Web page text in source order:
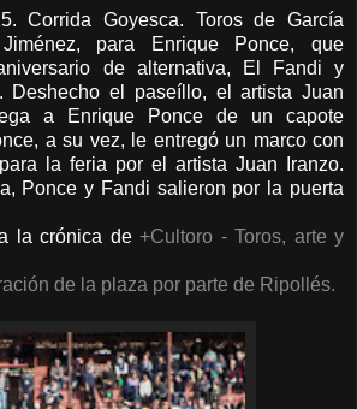
Corrida Goyesca. Toros de García
para Enrique Ponce, que
de alternativa, El Fandi y
Deshecho el paseíllo, el artista Juan
a Enrique Ponce de un capote
a su vez, le entregó un marco con
la feria por el artista Juan Iranzo.
Ponce y Fandi salieron por la puerta
la crónica de +Cultoro - Toros, arte y
de la plaza por parte de Ripollés.